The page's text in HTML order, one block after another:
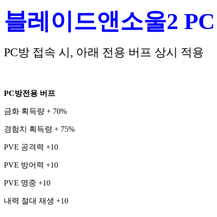
블레이드앤소울2
PC방 접속 시, 아래 전용 버프 상시 적용
PC방전용 버프
금화 획득량 + 70%
경험치 획득량 + 75%
PVE 공격력 +10
PVE 방어력 +10
PVE 명중 +10
내력 절대 재생 +10